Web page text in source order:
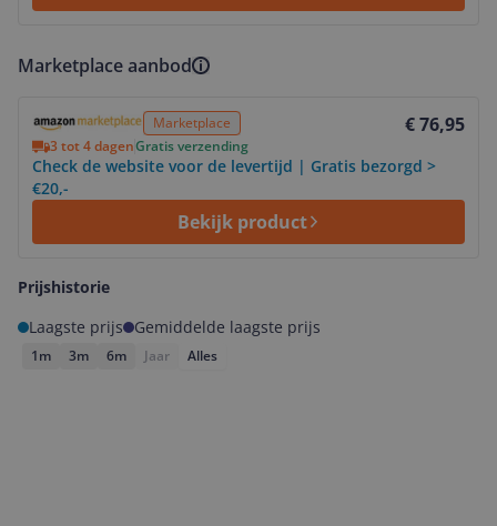
Marketplace aanbod
Marketplace € 76,95
3 tot 4 dagenGratis verzending
Check de website voor de levertijd | Gratis bezorgd >
€20,-
Bekijk product
Prijshistorie
Laagste prijs
Gemiddelde laagste prijs
1m 3m 6m Jaar Alles